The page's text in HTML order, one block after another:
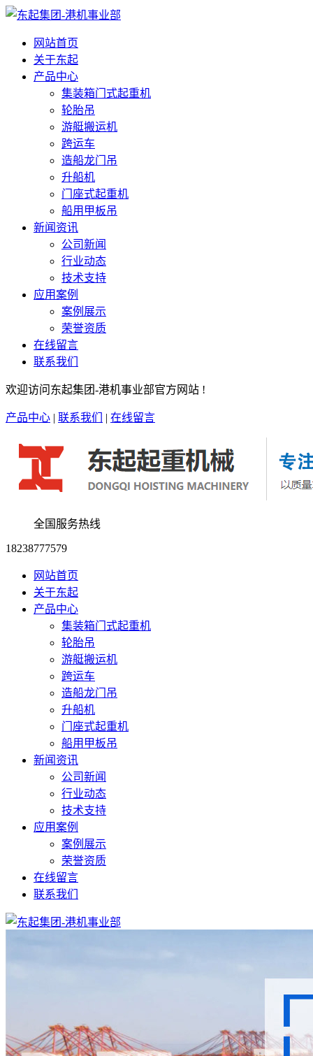
网站首页
关于东起
产品中心
集装箱门式起重机
轮胎吊
游艇搬运机
跨运车
造船龙门吊
升船机
门座式起重机
船用甲板吊
新闻资讯
公司新闻
行业动态
技术支持
应用案例
案例展示
荣誉资质
在线留言
联系我们
欢迎访问东起集团-港机事业部官方网站 !
产品中心 | 联系我们 | 在线留言
全国服务热线
18238777579
网站首页
关于东起
产品中心
集装箱门式起重机
轮胎吊
游艇搬运机
跨运车
造船龙门吊
升船机
门座式起重机
船用甲板吊
新闻资讯
公司新闻
行业动态
技术支持
应用案例
案例展示
荣誉资质
在线留言
联系我们